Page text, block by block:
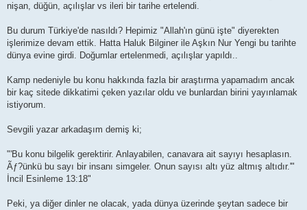
nişan, düğün, açılışlar vs ileri bir tarihe ertelendi.
Bu durum Türkiye'de nasıldı? Hepimiz "Allah'ın günü işte" diyerekten
işlerimize devam ettik. Hatta Haluk Bilginer ile Aşkın Nur Yengi bu tarihte
dünya evine girdi. Doğumlar ertelenmedi, açılışlar yapıldı..
Kamp nedeniyle bu konu hakkında fazla bir araştırma yapamadım ancak
bir kaç sitede dikkatimi çeken yazılar oldu ve bunlardan birini yayınlamak
istiyorum.
Sevgili yazar arkadaşım demiş ki;
"'Bu konu bilgelik gerektirir. Anlayabilen, canavara ait sayıyı hesaplasın.
Ãƒ?ünkü bu sayı bir insanı simgeler. Onun sayısı altı yüz altmış altıdır.'"
İncil Esinleme 13:18"
Peki, ya diğer dinler ne olacak, yada dünya üzerinde şeytan sadece bir